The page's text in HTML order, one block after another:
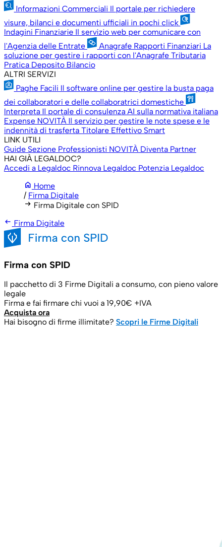
Informazioni Commerciali Il portale per richiedere
visure, bilanci e documenti ufficiali in pochi click
Indagini Finanziarie Il servizio web per comunicare con
l'Agenzia delle Entrate
Anagrafe Rapporti Finanziari La
soluzione per gestire i rapporti con l'Anagrafe Tributaria
Pratica Deposito Bilancio
ALTRI SERVIZI
Paghe Facili Il software online per gestire la busta paga
dei collaboratori e delle collaboratrici domestiche
Interpreta Il portale di consulenza AI sulla normativa italiana
Expense NOVITÀ Il servizio per gestire le note spese e le
indennità di trasferta Titolare Effettivo Smart
LINK UTILI
Guide Sezione Professionisti NOVITÀ Diventa Partner
HAI GIÀ LEGALDOC?
Accedi a Legaldoc Rinnova Legaldoc Potenzia Legaldoc
home Home
/ Firma Digitale
arrow_right_alt Firma Digitale con SPID
arrow_left_alt Firma Digitale
Firma con SPID
Il pacchetto di 3 Firme Digitali a consumo, con pieno valore
legale
Firma e fai firmare chi vuoi a 19,90€ +IVA
Acquista ora
Hai bisogno di firme illimitate? Scopri le Firme Digitali